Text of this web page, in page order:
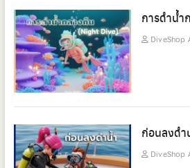
การดำน้ำ
DiveShop
ก่อนลงดำ
DiveShop